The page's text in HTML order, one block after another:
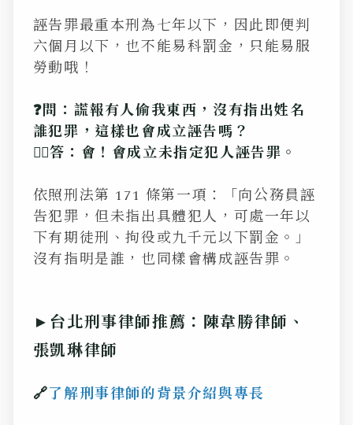
誣告罪最重本刑為七年以下，因此即便判
六個月以下，也不能易科罰金，只能易服
勞動哦！
❓問：謊報有人偷我東西，沒有指出姓名
誰犯罪，這樣也會成立誣告嗎？
💁‍♂️答：會！會成立未指定犯人誣告罪。
依照刑法第 171 條第一項：「向公務員誣
告犯罪，但未指出具體犯人，可處一年以
下有期徒刑、拘役或九千元以下罰金。」
沒有指明是誰，也同樣會構成誣告罪。
►台北刑事律師推薦：陳韋勝律師、
張凱琳律師
🔗了解刑事律師的背景介紹與專長